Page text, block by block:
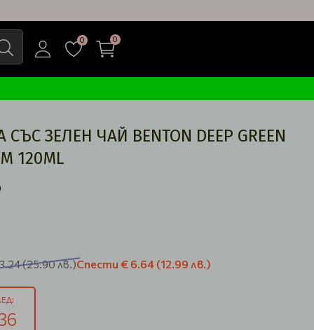
0 0
ЗЕЛЕН ЧАЙ BENTON DEEP GREEN
120ML
(25.90 лв.)Спести € 6.64 (12.99 лв.)